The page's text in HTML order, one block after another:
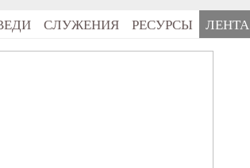
СЛУЖЕНИЯ РЕСУРСЫ ЛЕНТА